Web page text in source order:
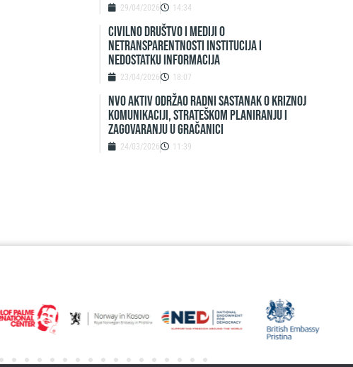
29/04/2026 14:34
Civilno društvo i mediji o
netransparentnosti institucija i
nedostatku informacija
23/04/2026 18:07
NVO Aktiv održao radni sastanak o kriznoj
komunikaciji, strateškom planiranju i
zagovaranju u Gračanici
24/03/2026 11:39